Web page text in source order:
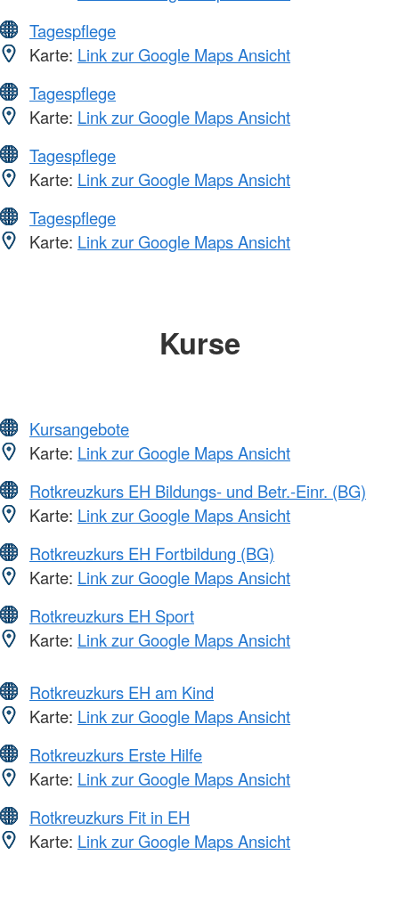
Tagespflege
Karte: Link zur Google Maps Ansicht
Tagespflege
Karte: Link zur Google Maps Ansicht
Tagespflege
Karte: Link zur Google Maps Ansicht
Tagespflege
Karte: Link zur Google Maps Ansicht
Kurse
Kursangebote
Karte: Link zur Google Maps Ansicht
Rotkreuzkurs EH Bildungs- und Betr.-Einr. (BG)
Karte: Link zur Google Maps Ansicht
Rotkreuzkurs EH Fortbildung (BG)
Karte: Link zur Google Maps Ansicht
Rotkreuzkurs EH Sport
Karte: Link zur Google Maps Ansicht
Rotkreuzkurs EH am Kind
Karte: Link zur Google Maps Ansicht
Rotkreuzkurs Erste Hilfe
Karte: Link zur Google Maps Ansicht
Rotkreuzkurs Fit in EH
Karte: Link zur Google Maps Ansicht